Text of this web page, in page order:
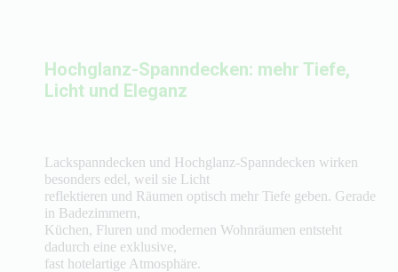
Hochglanz-Spanndecken: mehr Tiefe,
Licht und Eleganz
Lackspanndecken und Hochglanz-Spanndecken wirken
besonders edel, weil sie Licht
reflektieren und Räumen optisch mehr Tiefe geben. Gerade
in Badezimmern,
Küchen, Fluren und modernen Wohnräumen entsteht
dadurch eine exklusive,
fast hotelartige Atmosphäre.